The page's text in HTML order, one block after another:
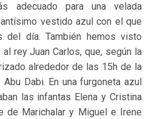
adecuado para una velada
vestido azul con el que
del día. También hemos visto
al rey Juan Carlos, que, según la
alrededor de las 15h de la
Dabi. En una furgoneta azul
las infantas Elena y Cristina
de Marichalar y Miguel e Irene